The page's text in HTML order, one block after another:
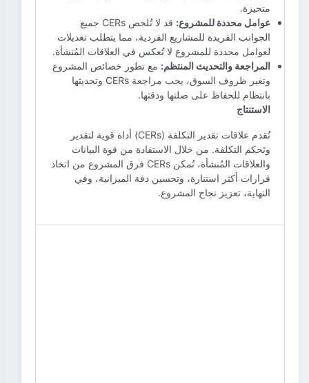
متحيزة.
عوامل محددة للمشروع:
قد لا تُلخص CERs جميع
الجوانب الفريدة للمشاريع الفردية، مما يتطلب تعديلات
لعوامل محددة للمشروع لا تُعكس في العلاقات المُنشأة.
المراجعة والتحديث المنتظم: مع تطور خصائص المشروع
وتغير ظروف السوق، يجب مراجعة CERs وتحديثها
بانتظام للحفاظ على صلتها ودقتها.
الاستنتاج
تُقدم علاقات تقدير التكلفة (CERs) أداة قوية لتقدير
وتَحكم التكلفة. من خلال الاستفادة من قوة البيانات
والعلاقات المُنشأة، تُمكن CERs فرق المشروع من اتخاذ
قرارات أكثر استنارة، وتحسين دقة الميزانية، وفي
النهاية، تعزيز نجاح المشروع.